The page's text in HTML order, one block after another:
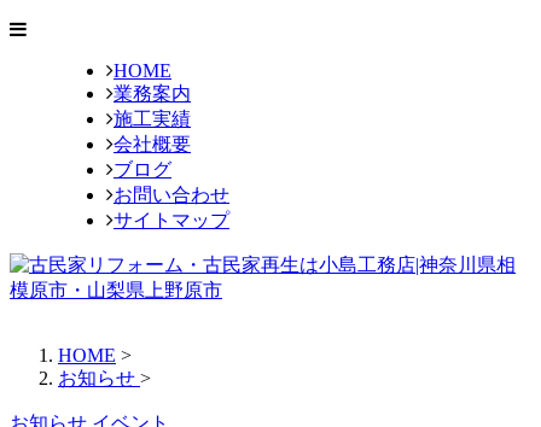
HOME
業務案内
施工実績
会社概要
ブログ
お問い合わせ
サイトマップ
HOME >
お知らせ >
お知らせ イベント